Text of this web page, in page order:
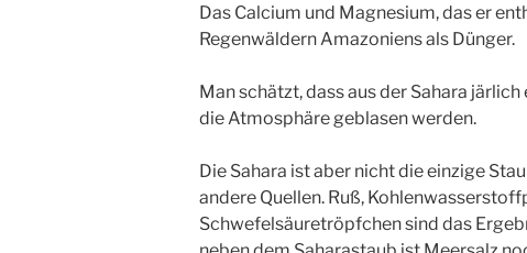
Das Calcium und Magnesium, das er
Regenwäldern Amazoniens als Dünger.
Man schätzt, dass aus der Sahara
die Atmosphäre geblasen werden.
Die Sahara ist aber nicht die einzige
andere Quellen. Ruß,
Schwefelsäuretröpfchen sind das